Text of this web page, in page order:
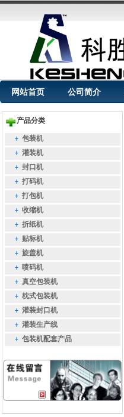
网站首页 公司简介
产品分类
包装机
灌装机
封口机
打码机
打包机
收缩机
折纸机
贴标机
旋盖机
喷码机
真空包装机
枕式包装机
灌装封口机
灌装生产线
包装机配套产品